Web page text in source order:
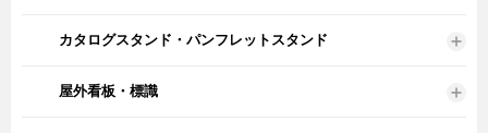
カタログスタンド・パンフレットスタンド
屋外看板・標識